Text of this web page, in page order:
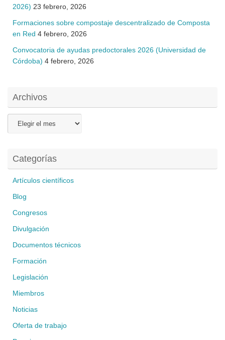
2026) 23 febrero, 2026
Formaciones sobre compostaje descentralizado de Composta
en Red 4 febrero, 2026
Convocatoria de ayudas predoctorales 2026 (Universidad de
Córdoba) 4 febrero, 2026
Archivos
Categorías
Artículos científicos
Blog
Congresos
Divulgación
Documentos técnicos
Formación
Legislación
Miembros
Noticias
Oferta de trabajo